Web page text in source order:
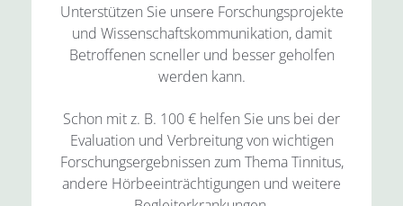
Unterstützen Sie unsere Forschungsprojekte
und Wissenschaftskommunikation, damit
Betroffenen scneller und besser geholfen
werden kann.
Schon mit z. B. 100 € helfen Sie uns bei der
Evaluation und Verbreitung von wichtigen
Forschungsergebnissen zum Thema Tinnitus,
andere Hörbeeinträchtigungen und weitere